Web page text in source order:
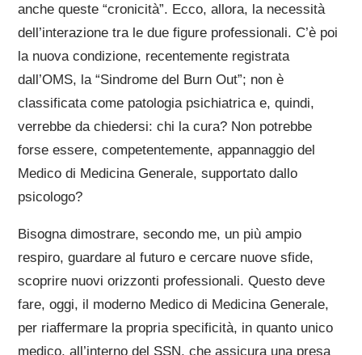
anche queste “cronicità”. Ecco, allora, la necessità
dell’interazione tra le due figure professionali. C’è poi
la nuova condizione, recentemente registrata
dall’OMS, la “Sindrome del Burn Out”; non è
classificata come patologia psichiatrica e, quindi,
verrebbe da chiedersi: chi la cura? Non potrebbe
forse essere, competentemente, appannaggio del
Medico di Medicina Generale, supportato dallo
psicologo?
Bisogna dimostrare, secondo me, un più ampio
respiro, guardare al futuro e cercare nuove sfide,
scoprire nuovi orizzonti professionali. Questo deve
fare, oggi, il moderno Medico di Medicina Generale,
per riaffermare la propria specificità, in quanto unico
medico, all’interno del SSN, che assicura una presa